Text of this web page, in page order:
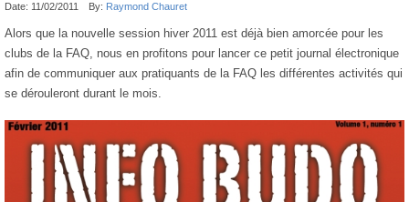
Date: 11/02/2011 By: Raymond Chauret
Alors que la nouvelle session hiver 2011 est déjà bien amorcée pour les
clubs de la FAQ, nous en profitons pour lancer ce petit journal électronique
afin de communiquer aux pratiquants de la FAQ les différentes activités qui
se dérouleront durant le mois.